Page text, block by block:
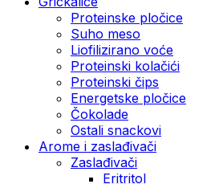
Proteinske pločice
Suho meso
Liofilizirano voće
Proteinski kolačići
Proteinski čips
Energetske pločice
Čokolade
Ostali snackovi
Arome i zaslađivači
Zaslađivači
Eritritol